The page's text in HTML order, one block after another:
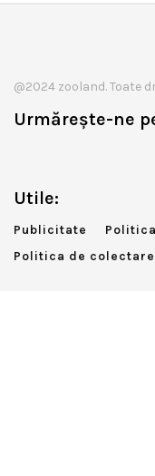
@2024 zooland. Toate
Urmărește-ne
Utile:
Publicitate
Politica de